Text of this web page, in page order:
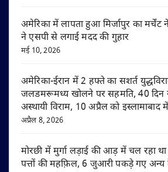
अमेरिका में लापता हुआ मिर्जापुर का
ने एसपी से लगाई मदद की गुहार
मई 10, 2026
अमेरिका-ईरान में 2 हफ्ते का सशर्त
जलडमरूमध्य खोलने पर सहमति, 40 दिन
अस्थायी विराम, 10 अप्रैल को इस्लामाबाद
अप्रैल 8, 2026
मोरछी में मुर्गा लड़ाई की आड़ में चल रहा
पत्तों की महफ़िल, 6 जुआरी पकड़े गए